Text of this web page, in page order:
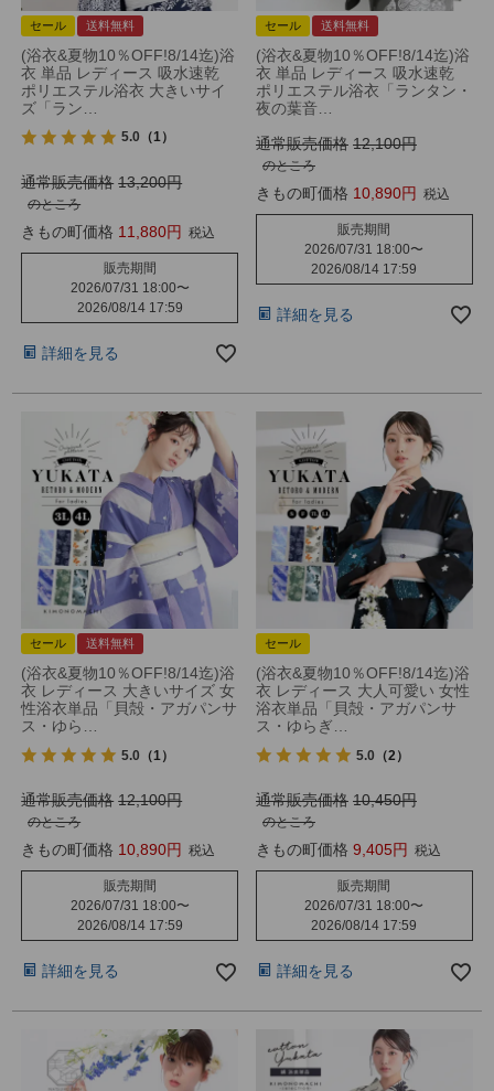
セール 送料無料
(浴衣&夏物10％OFF!8/14迄)浴
衣 単品 レディース 吸水速乾
ポリエステル浴衣 大きいサイ
ズ「ラン…
5.0 （1）
通常販売価格 13,200
のところ
きもの町価格 11,880 税込
販売期間
2026/07/31 18:00〜
2026/08/14 17:59
詳細を見る
セール 送料無料
(浴衣&夏物10％OFF!8/14迄)浴
衣 単品 レディース 吸水速乾
ポリエステル浴衣「ランタン・
夜の葉音…
通常販売価格 12,100
のところ
きもの町価格 10,890 税込
販売期間
2026/07/31 18:00〜
2026/08/14 17:59
詳細を見る
セール 送料無料
(浴衣&夏物10％OFF!8/14迄)浴
衣 レディース 大きいサイズ 女
性浴衣単品「貝殻・アガパンサ
ス・ゆら…
5.0 （1）
通常販売価格 12,100
のところ
きもの町価格 10,890 税込
販売期間
2026/07/31 18:00〜
2026/08/14 17:59
詳細を見る
セール
(浴衣&夏物10％OFF!8/14迄)浴
衣 レディース 大人可愛い 女性
浴衣単品「貝殻・アガパンサ
ス・ゆらぎ…
5.0 （2）
通常販売価格 10,450
のところ
きもの町価格 9,405 税込
販売期間
2026/07/31 18:00〜
2026/08/14 17:59
詳細を見る